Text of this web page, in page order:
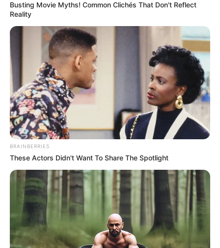
Busting Movie Myths! Common Clichés That Don't Reflect
Reality
BRAINBERRIES
These Actors Didn't Want To Share The Spotlight